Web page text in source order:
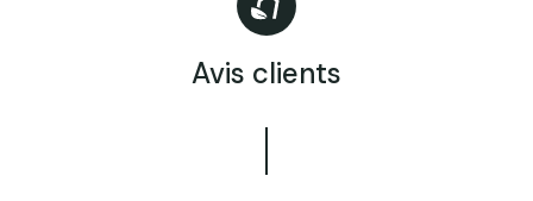
Avis clients